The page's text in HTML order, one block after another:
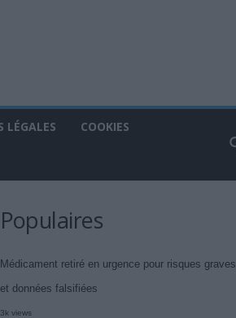
LÉGALES COOKIES
Populaires
Médicament retiré en urgence pour risques graves
et données falsifiées
3k views